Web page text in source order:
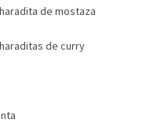
de mostaza
de curry